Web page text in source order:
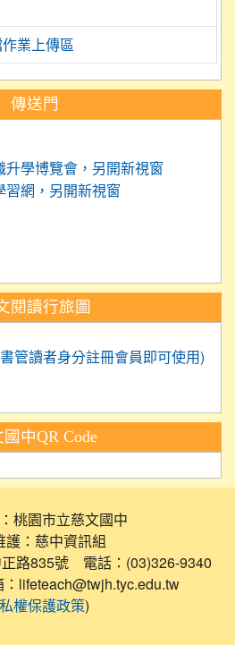
業上傳區
傳送門
閱讀行旅圖
管讀者身分註冊會員即可使用)
國中QR Code
桃園市立慈文國中
護：慈中資訊組
路835號 電話：(03)326-9340
lifeteach@twjh.tyc.edu.tw
權保護政策)